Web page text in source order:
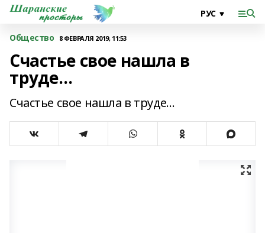
Общество 8 ФЕВРАЛЯ 2019, 11:53
Счастье свое нашла в
труде…
Счастье свое нашла в труде…